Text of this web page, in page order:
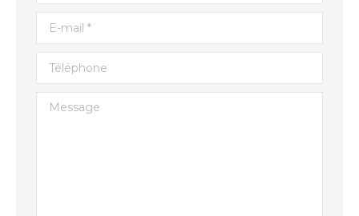
E-mail *
Téléphone
Message